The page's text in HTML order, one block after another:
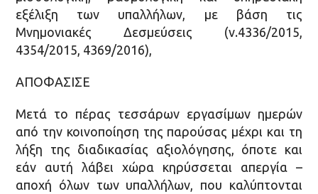
εξέλιξη των υπαλλήλων, με βάση τις
Μνημονιακές Δεσμεύσεις (ν.4336/2015,
4354/2015, 4369/2016),
ΑΠΟΦΑΣΙΣΕ
Μετά το πέρας τεσσάρων εργασίμων ημερών
από την κοινοποίηση της παρούσας μέχρι και τη
λήξη της διαδικασίας αξιολόγησης, όποτε και
εάν αυτή λάβει χώρα κηρύσσεται απεργία –
αποχή όλων των υπαλλήλων, που καλύπτονται